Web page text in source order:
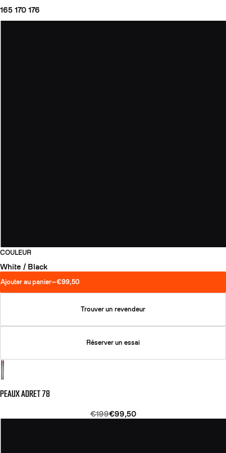
165 170 176
COULEUR
White / Black
Ajouter au panier—€99,50
Trouver un revendeur
Réserver un essai
PEAUX ADRET 78
€199€99,50